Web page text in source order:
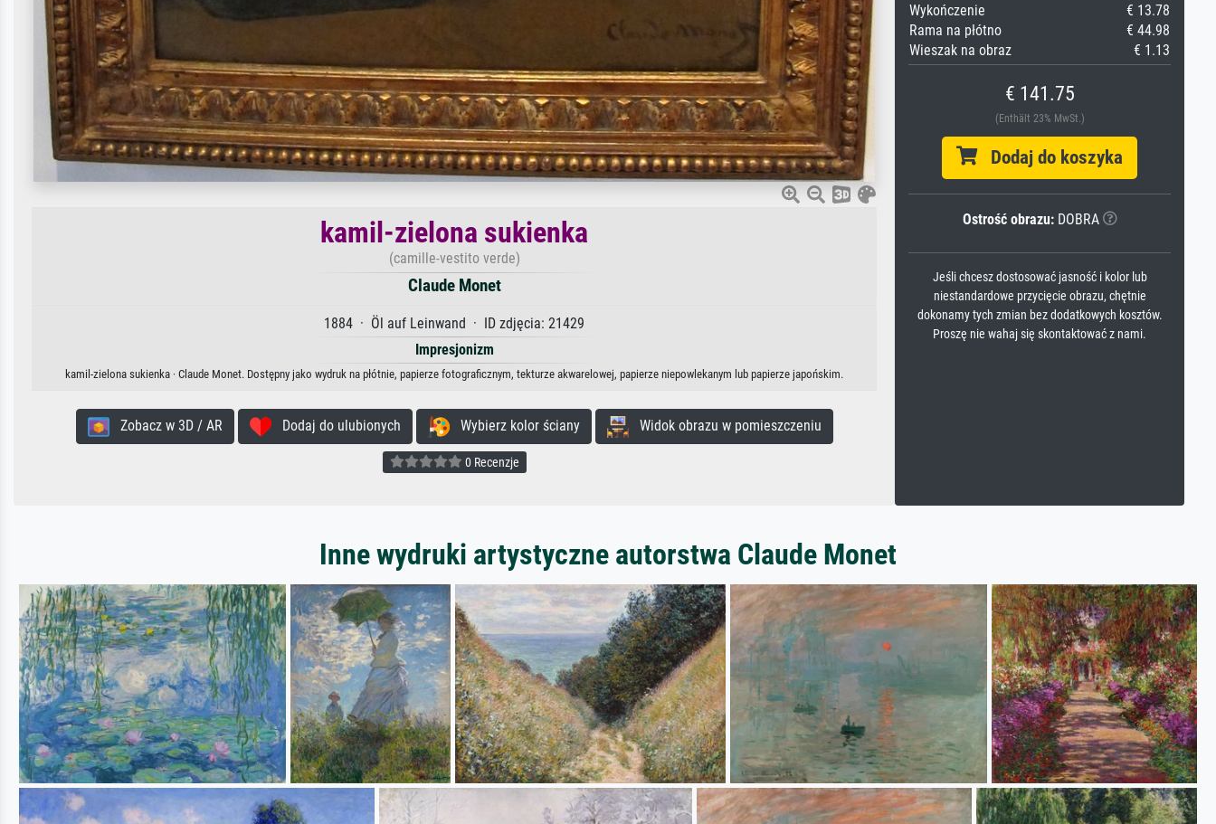
kamil-zielona sukienka
(camille-vestito verde)
Claude Monet
1884 · Öl auf Leinwand · ID zdjęcia: 21429
Impresjonizm
kamil-zielona sukienka · Claude Monet. Dostępny jako wydruk na płótnie, papierze fotograficznym, tekturze akwarelowej, papierze niepowlekanym lub papierze japońskim.
Zobacz w 3D / AR Dodaj do ulubionych Wybierz kolor ściany Widok obrazu w pomieszczeniu
0 Recenzje
Wykończenie
€ 13.78
Rama na płótno
€ 44.98
Wieszak na obraz
€ 1.13
€ 141.75
(Enthält 23% MwSt.)
Dodaj do koszyka
Ostrość obrazu:DOBRA
Jeśli chcesz dostosować jasność i kolor lub
niestandardowe przycięcie obrazu, chętnie
dokonamy tych zmian bez dodatkowych kosztów.
Proszę nie wahaj się skontaktować z nami.
Inne wydruki artystyczne autorstwa Claude Monet